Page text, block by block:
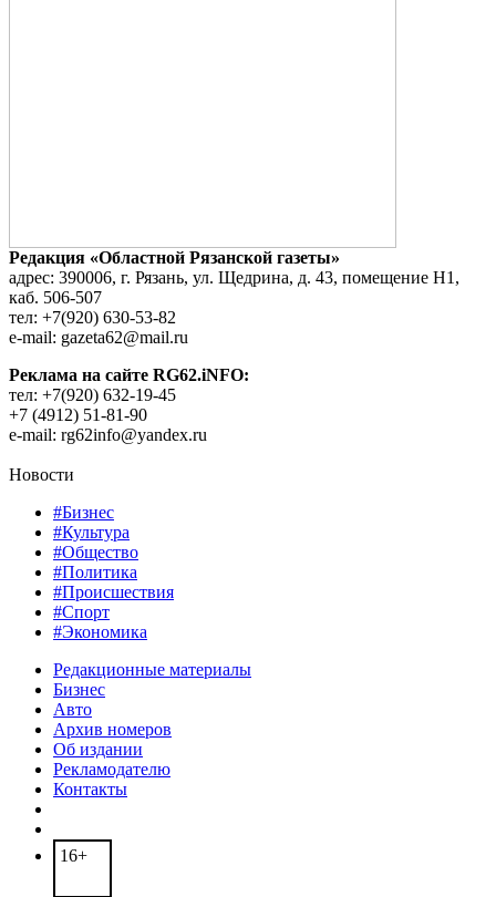
Редакция «Областной Рязанской газеты»
адрес: 390006, г. Рязань, ул. Щедрина, д. 43, помещение Н1,
каб. 506-507
тел: +7(920) 630-53-82
e-mail: gazeta62@mail.ru
Реклама на сайте RG62.iNFO:
тел: +7(920) 632-19-45
+7 (4912) 51-81-90
e-mail: rg62info@yandex.ru
Новости
#Бизнес
#Культура
#Общество
#Политика
#Происшествия
#Спорт
#Экономика
Редакционные материалы
Бизнес
Авто
Архив номеров
Об издании
Рекламодателю
Контакты
16+